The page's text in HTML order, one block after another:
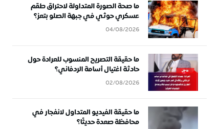
ما صحة الصورة المتداولة لاحتراق طقم
عسكري حوثي في جبهة الصلو بتعز؟
04/08/2026
ما حقيقة التصريح المنسوب للعرادة حول
حادثة اغتيال أسامة الردفاني؟
02/08/2026
ما حقيقة الفيديو المتداول لانفجار في
محافظة صعدة حديثًا؟